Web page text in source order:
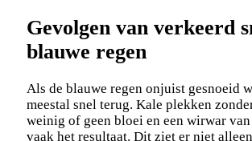
Gevolgen van verkeerd
blauwe regen
Als de blauwe regen onjuist gesnoeid
meestal snel terug. Kale plekken
weinig of geen bloei en een wirwar
vaak het resultaat. Dit ziet er niet